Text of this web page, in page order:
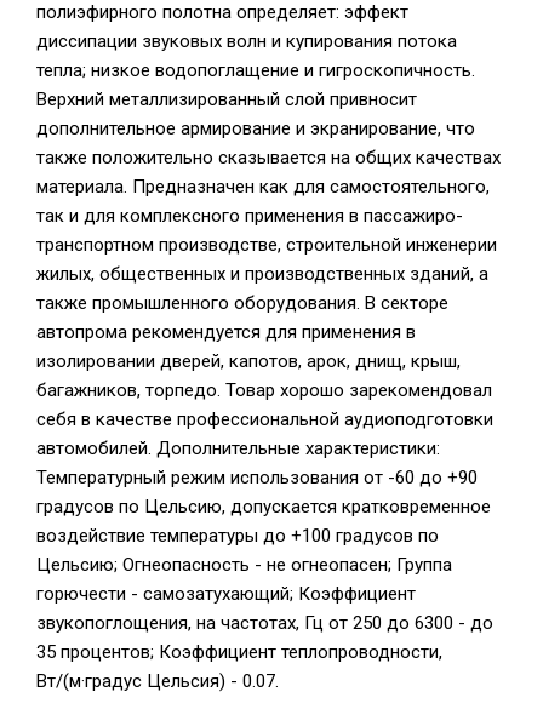
полиэфирного полотна определяет: эффект
диссипации звуковых волн и купирования потока
тепла; низкое водопоглащение и гигроскопичность.
Верхний металлизированный слой привносит
дополнительное армирование и экранирование, что
также положительно сказывается на общих качествах
материала. Предназначен как для самостоятельного,
так и для комплексного применения в пассажиро-
транспортном производстве, строительной инженерии
жилых, общественных и производственных зданий, а
также промышленного оборудования. В секторе
автопрома рекомендуется для применения в
изолировании дверей, капотов, арок, днищ, крыш,
багажников, торпедо. Товар хорошо зарекомендовал
себя в качестве профессиональной аудиоподготовки
автомобилей. Дополнительные характеристики:
Температурный режим использования от -60 до +90
градусов по Цельсию, допускается кратковременное
воздействие температуры до +100 градусов по
Цельсию; Огнеопасность - не огнеопасен; Группа
горючести - самозатухающий; Коэффициент
звукопоглощения, на частотах, Гц от 250 до 6300 - до
35 процентов; Коэффициент теплопроводности,
Вт/(м·градус Цельсия) - 0.07.